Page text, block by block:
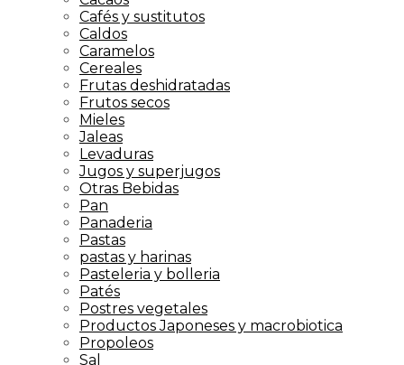
Cafés y sustitutos
Caldos
Caramelos
Cereales
Frutas deshidratadas
Frutos secos
Mieles
Jaleas
Levaduras
Jugos y superjugos
Otras Bebidas
Pan
Panaderia
Pastas
pastas y harinas
Pasteleria y bolleria
Patés
Postres vegetales
Productos Japoneses y macrobiotica
Propoleos
Sal